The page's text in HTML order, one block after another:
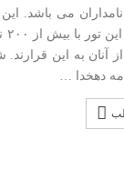
می باشد.
آنان به این
دهخدا …